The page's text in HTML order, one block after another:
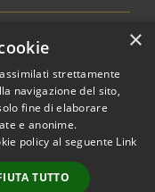
© 2026 • Comune di
• Powered by
•Accesso
redazione
×
strettamente
navigazione del sito,
fine di elaborare
e anonime.
policy al seguente Link
TUTTO